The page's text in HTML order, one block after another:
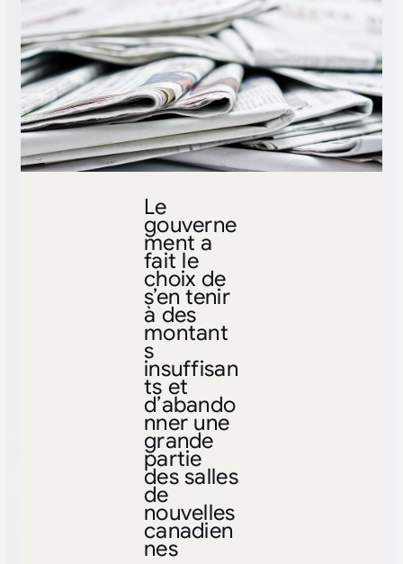
Le
gouverne
ment a
fait le
choix de
s’en tenir
à des
montant
s
insuffisan
ts et
d’abando
nner une
grande
partie
des salles
de
nouvelles
canadien
nes